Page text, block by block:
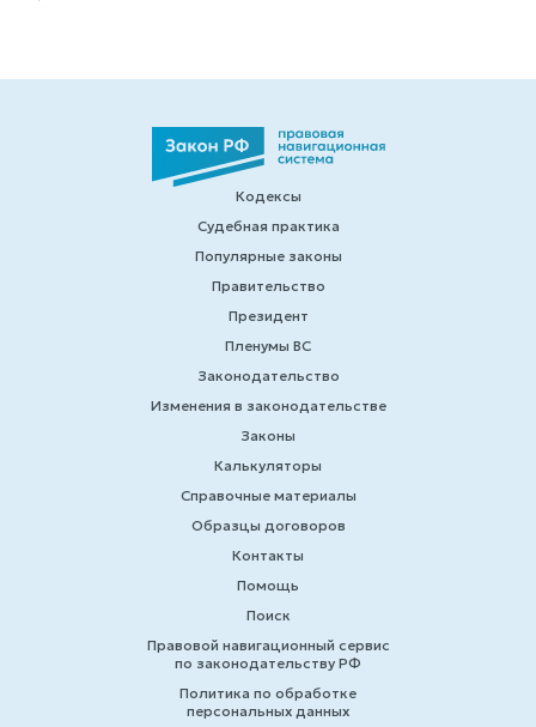
Кодексы
Судебная практика
Популярные законы
Правительство
Президент
Пленумы ВС
Законодательство
Изменения в законодательстве
Законы
Калькуляторы
Справочные материалы
Образцы договоров
Контакты
Помощь
Поиск
Правовой навигационный сервис
по законодательству РФ
Политика по обработке
персональных данных